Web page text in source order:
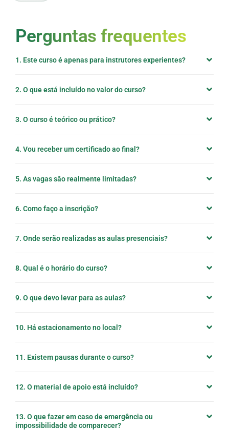
Perguntas frequentes
1. Este curso é apenas para instrutores experientes?
2. O que está incluído no valor do curso?
3. O curso é teórico ou prático?
4. Vou receber um certificado ao final?
5. As vagas são realmente limitadas?
6. Como faço a inscrição?
7. Onde serão realizadas as aulas presenciais?
8. Qual é o horário do curso?
9. O que devo levar para as aulas?
10. Há estacionamento no local?
11. Existem pausas durante o curso?
12. O material de apoio está incluído?
13. O que fazer em caso de emergência ou
impossibilidade de comparecer?